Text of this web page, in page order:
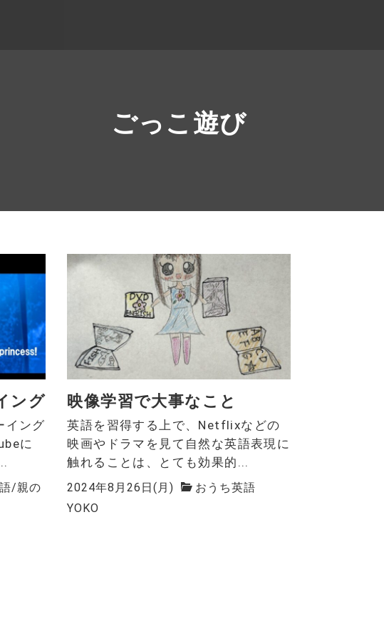
ごっこ遊び
ング
イング
に
/親の
映像学習で大事なこと
英語を習得する上で、Netflixなどの
映画やドラマを見て自然な英語表現に
触れることは、とても効果的...
2024年8月26日(月)
おうち英語
YOKO